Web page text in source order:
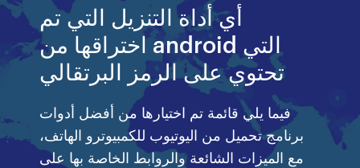
أي أداة التنزيل التي تم
اختراقها من android التي
تحتوي على الرمز البرتقالي
فيما يلي قائمة تم اختيارها من أفضل أدوات
برنامج تحميل من اليوتيوب للكمبيوترو الهاتف،
مع الميزات الشائعة والروابط الخاصة بها على